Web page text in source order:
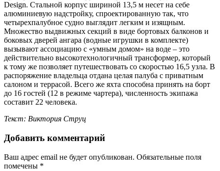
Design. Стальной корпус шириной 13,5 м несет на себе
алюминиевую надстройку, спроектированную так, что
четырехпалубное судно выглядит легким и изящным.
Множество выдвижных секций в виде бортовых балконов и
боковых дверей ангара (водные игрушки в комплекте)
вызывают ассоциацию с «умным домом» на воде – это
действительно высокотехнологичный трансформер, который
к тому же позволяет путешествовать со скоростью 16,5 узла. В
распоряжение владельца отдана целая палуба с приватным
салоном и террасой. Всего же яхта способна принять на борт
до 16 гостей (12 в режиме чартера), численность экипажа
составит 22 человека.
Текст: Виктория Струц
Добавить комментарий
Ваш адрес email не будет опубликован. Обязательные поля
помечены *